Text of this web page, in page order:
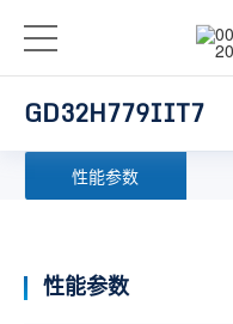
GD32H779IIT7
性能参数
性能参数